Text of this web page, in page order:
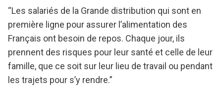
“Les salariés de la Grande distribution qui sont en
première ligne pour assurer l’alimentation des
Français ont besoin de repos. Chaque jour, ils
prennent des risques pour leur santé et celle de leur
famille, que ce soit sur leur lieu de travail ou pendant
les trajets pour s’y rendre.”